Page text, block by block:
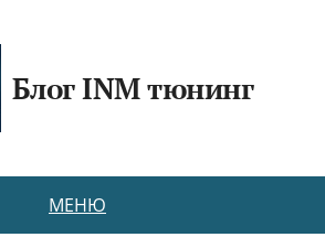
Блог INM тюнинг
МЕНЮ